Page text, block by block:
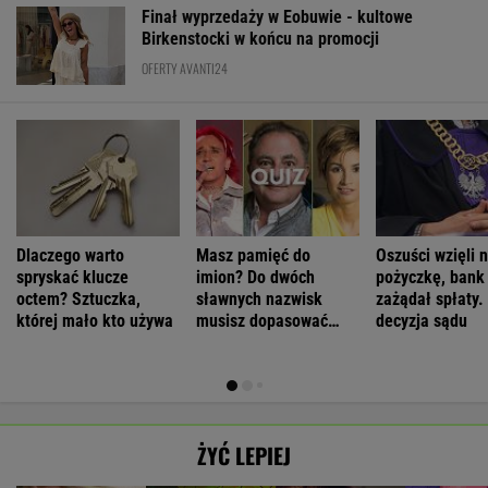
Finał wyprzedaży w Eobuwie - kultowe
Birkenstocki w końcu na promocji
OFERTY AVANTI24
Dlaczego warto
spryskać klucze
octem? Sztuczka,
której mało kto używa
Masz pamięć do
imion? Do dwóch
sławnych nazwisk
musisz dopasować
Oszuści wzięli
pożyczkę, bank
zażądał
decyzja sądu
ŻYĆ LEPIEJ